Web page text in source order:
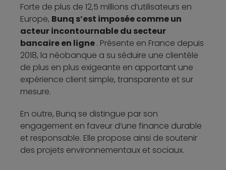
Forte de plus de 12,5 millions d’utilisateurs en
Europe, Bunq s’est imposée comme un
acteur incontournable du secteur
bancaire en ligne. Présente en France depuis
2018, la néobanque a su séduire une clientèle
de plus en plus exigeante en apportant une
expérience client simple, transparente et sur
mesure.
En outre, Bunq se distingue par son
engagement en faveur d’une finance durable
et responsable. Elle propose ainsi de soutenir
des projets environnementaux et sociaux.